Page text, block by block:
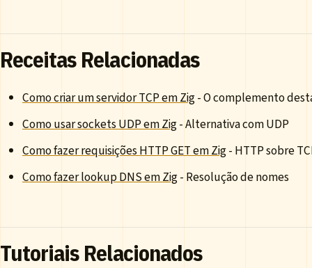
Receitas Relacionadas
Como criar um servidor TCP em Zig- O complemento
Como usar sockets UDP em Zig- Alternativa com UDP
Como fazer requisições HTTP GET em Zig- HTTP sobre
Como fazer lookup DNS em Zig- Resolução de nomes
Tutoriais Relacionados